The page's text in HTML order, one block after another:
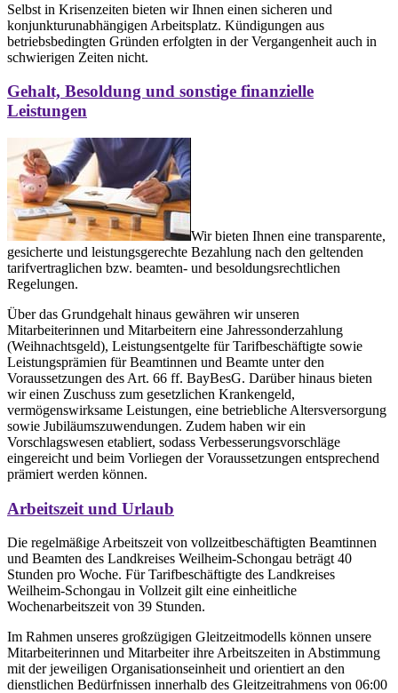
Selbst in Krisenzeiten bieten wir Ihnen einen sicheren und
konjunkturunabhängigen Arbeitsplatz. Kündigungen aus
betriebsbedingten Gründen erfolgten in der Vergangenheit auch in
schwierigen Zeiten nicht.
Gehalt, Besoldung und sonstige finanzielle
Leistungen
Wir bieten Ihnen eine transparente,
gesicherte und leistungsgerechte Bezahlung nach den geltenden
tarifvertraglichen bzw. beamten- und besoldungsrechtlichen
Regelungen.
Über das Grundgehalt hinaus gewähren wir unseren
Mitarbeiterinnen und Mitarbeitern eine Jahressonderzahlung
(Weihnachtsgeld), Leistungsentgelte für Tarifbeschäftigte sowie
Leistungsprämien für Beamtinnen und Beamte unter den
Voraussetzungen des Art. 66 ff. BayBesG. Darüber hinaus bieten
wir einen Zuschuss zum gesetzlichen Krankengeld,
vermögenswirksame Leistungen, eine betriebliche Altersversorgung
sowie Jubiläumszuwendungen. Zudem haben wir ein
Vorschlagswesen etabliert, sodass Verbesserungsvorschläge
eingereicht und beim Vorliegen der Voraussetzungen entsprechend
prämiert werden können.
Arbeitszeit und Urlaub
Die regelmäßige Arbeitszeit von vollzeitbeschäftigten Beamtinnen
und Beamten des Landkreises Weilheim-Schongau beträgt 40
Stunden pro Woche. Für Tarifbeschäftigte des Landkreises
Weilheim-Schongau in Vollzeit gilt eine einheitliche
Wochenarbeitszeit von 39 Stunden.
Im Rahmen unseres großzügigen Gleitzeitmodells können unsere
Mitarbeiterinnen und Mitarbeiter ihre Arbeitszeiten in Abstimmung
mit der jeweiligen Organisationseinheit und orientiert an den
dienstlichen Bedürfnissen innerhalb des Gleitzeitrahmens von 06:00